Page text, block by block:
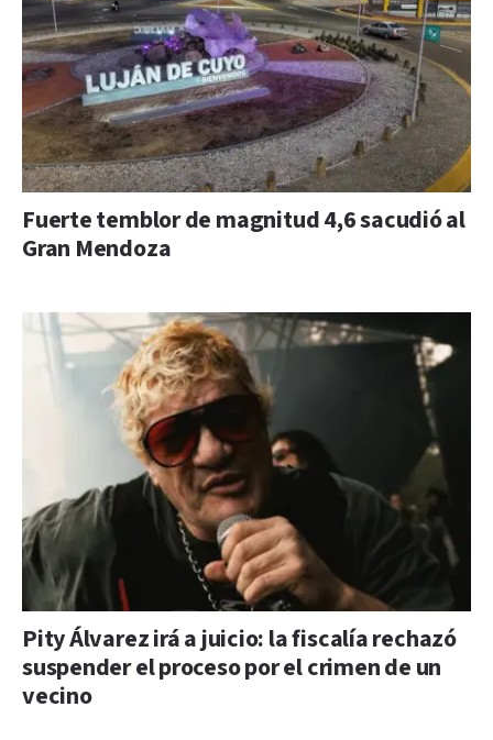
Fuerte temblor de magnitud 4,6 sacudió al
Gran Mendoza
Pity Álvarez irá a juicio: la fiscalía rechazó
suspender el proceso por el crimen de un
vecino